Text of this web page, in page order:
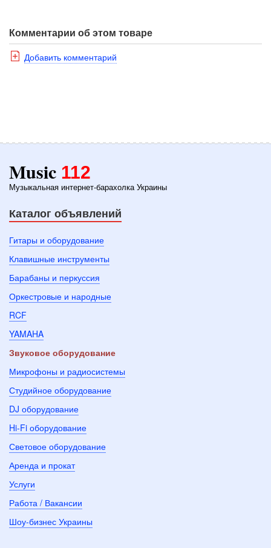
Комментарии об этом товаре
Добавить комментарий
Music 112
Музыкальная интернет-барахолка Украины
Каталог объявлений
Гитары и оборудование
Клавишные инструменты
Барабаны и перкуссия
Оркестровые и народные
RCF
YAMAHA
Звуковое оборудование
Микрофоны и радиосистемы
Студийное оборудование
DJ оборудование
Hi-Fi оборудование
Световое оборудование
Аренда и прокат
Услуги
Работа / Вакансии
Шоу-бизнес Украины